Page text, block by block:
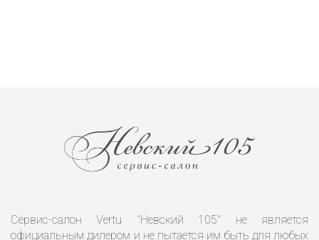
Сервис-салон Vertu "Невский 105" не является
официальным дилером и не пытается им быть для любых